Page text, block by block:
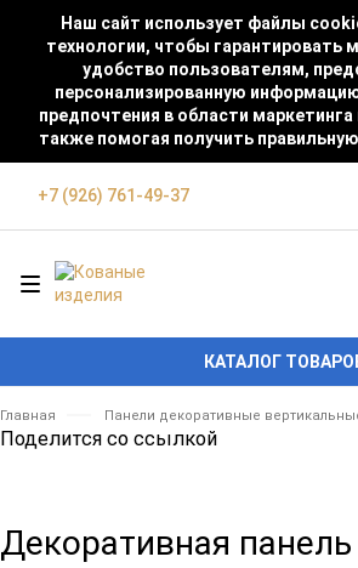
Наш сайт использует файлы
технологии, чтобы гарантировать
удобство пользователям,
персонализированную
предпочтения в области маркетинга
также помогая получить
+7 (926) 761-49-37
КАТАЛОГ
Главная Панели декоративные
Поделится со ссылкой
Декоративная